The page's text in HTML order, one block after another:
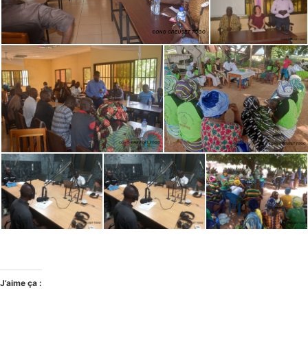
J’aime ça :